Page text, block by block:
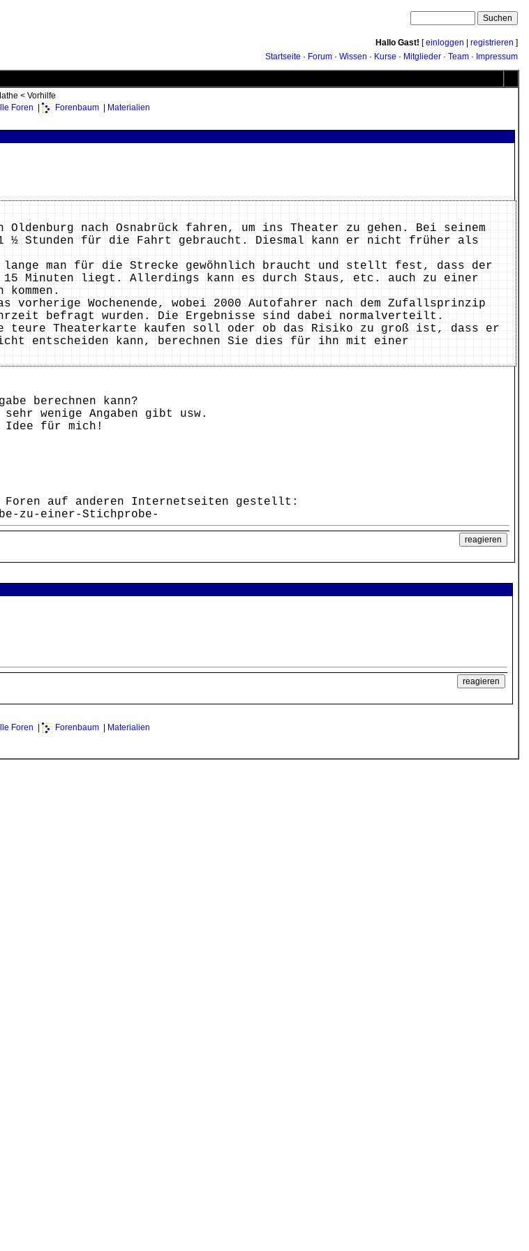
Hallo Gast! [einloggen registrieren ]
Startseite · Forum · Wissen · Kurse · Mitglieder · Team · Impressum
< Vorhilfe
Foren Forenbaum Materialien
Oldenburg nach Osnabrück fahren, um ins Theater zu gehen. Bei seinem
½ Stunden für die Fahrt gebraucht. Diesmal kann er nicht früher als
man für die Strecke gewöhnlich braucht und stellt fest, dass der
15 Minuten liegt. Allerdings kann es durch Staus, etc. auch zu einer
vorherige Wochenende, wobei 2000 Autofahrer nach dem Zufallsprinzip
befragt wurden. Die Ergebnisse sind dabei normalverteilt.
teure Theaterkarte kaufen soll oder ob das Risiko zu groß ist, dass er
entscheiden kann, berechnen Sie dies für ihn mit einer
berechnen kann?
wenige Angaben gibt usw.
Idee für mich!
Foren auf anderen Internetseiten gestellt:
zu-einer-Stichprobe-
Foren Forenbaum Materialien